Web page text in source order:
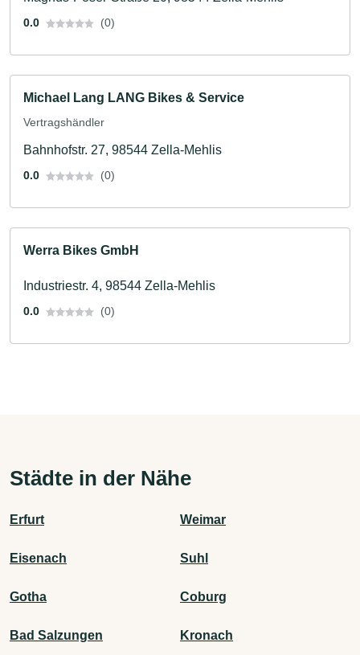
0.0 (0)
Michael Lang LANG Bikes & Service
Vertragshändler
Bahnhofstr. 27, 98544 Zella-Mehlis
0.0 (0)
Werra Bikes GmbH
Industriestr. 4, 98544 Zella-Mehlis
0.0 (0)
Städte in der Nähe
Erfurt Weimar
Eisenach Suhl
Gotha Coburg
Bad Salzungen Kronach